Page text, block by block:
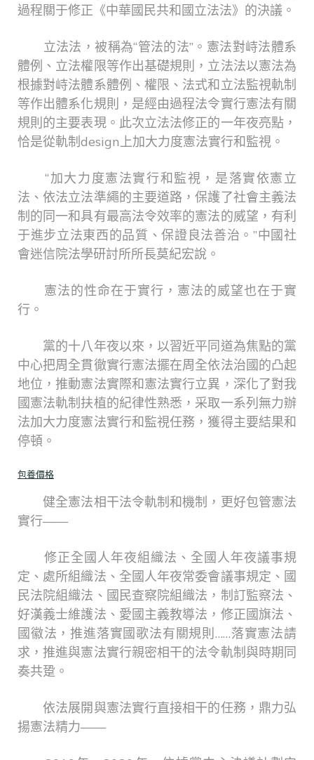
過程關于修正《中華國民共和國立法法》的決議。
立法法，被稱為“管法的法”。憲法對峙法體系
體例、立法權限等作出基礎規則，立法法以憲法為
根據對峙法體系體例、權限、法式和立法監視軌制
等作出體系化規則，是經由過程法令實行憲法有關
規則的主要表現。此次立法法修正的一年夜亮點，
恰是從軌制design上加大力度憲法實行和監視。
“加大力度憲法實行和監視，是落實依憲立
法、依法立法準繩的主要道路，保護了社會主義法
制的同一和具有最高法令效率的憲法的威望，有利
于進步立法東西的品質、保證良法善治。”中國社
會迷信院法學研討所所長莫紀宏說。
憲法的性命在于實行，憲法的威望也在于實
行。
黨的十八年夜以來，以習近平同道為焦點的黨
中心把周全貫徹實行憲法擺在周全依法治國的凸起
地位，推動憲法實際和憲法實行立異，深化了對我
國憲法軌制扶植的紀律性熟悉，采取一系列無力辦
法加大力度憲法實行和監視任務，獲得主要結果和
停頓。
包養價格
健全憲法相干法令軌制和機制，更好包管憲法
實行——
修正全國人年夜組織法、全國人年夜議事規
定、處所組織法、全國人年夜常委會議事規定、國
民法院組織法、國民查察院組織法，制訂監察法、
好漢義士維護法、愛國主義教導法，修正國旗法、
國徽法，推進落實國歌法有關規則……落實憲法請
求，推進與憲法實行親密相干的法令軌制與時期同
奏共跫。
依法展開與憲法實行直接相干的任務，鼎力弘
揚憲法精力——